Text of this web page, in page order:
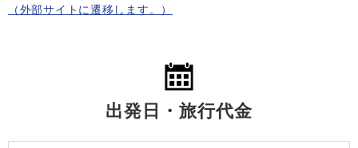
（外部サイトに遷移します。）
出発日・旅行代金